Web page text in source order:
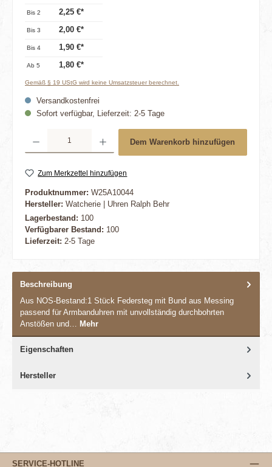
Bis2 2,25 €*
Bis3 2,00 €*
Bis4 1,90 €*
Ab5 1,80 €*
Gemäß § 19 UStG wird keine Umsatzsteuer berechnet.
Versandkostenfrei
Sofort verfügbar, Lieferzeit: 2-5 Tage
Dem Warenkorb hinzufügen
Zum Merkzettel hinzufügen
Produktnummer: W25A10044
Hersteller: Watcherie | Uhren Ralph Behr
Lagerbestand: 100
Verfügbarer Bestand: 100
Lieferzeit: 2-5 Tage
Beschreibung
Aus NOS-Bestand:1 Stück Federsteg mit Bund aus Messing
passend für Armbanduhren mit unvollständig durchbohrten
Anstößen und… Mehr
Eigenschaften
Hersteller
SERVICE-HOTLINE